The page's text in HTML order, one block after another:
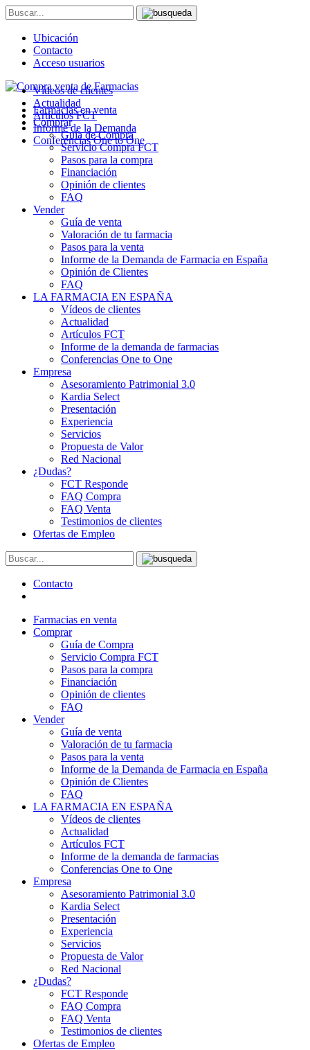
Ubicación
Contacto
Acceso usuarios
Farmacias en venta
Comprar
Guía de Compra
Servicio Compra FCT
Pasos para la compra
Financiación
Opinión de clientes
FAQ
Vender
Guía de venta
Valoración de tu farmacia
Pasos para la venta
Informe de la Demanda de Farmacia en España
Opinión de Clientes
FAQ
LA FARMACIA EN ESPAÑA
Vídeos de clientes
Actualidad
Artículos FCT
Informe de la demanda de farmacias
Conferencias One to One
Empresa
Asesoramiento Patrimonial 3.0
Kardia Select
Presentación
Experiencia
Servicios
Propuesta de Valor
Red Nacional
¿Dudas?
FCT Responde
FAQ Compra
FAQ Venta
Testimonios de clientes
Ofertas de Empleo
Contacto
Farmacias en venta
Comprar
Guía de Compra
Servicio Compra FCT
Pasos para la compra
Financiación
Opinión de clientes
FAQ
Vender
Guía de venta
Valoración de tu farmacia
Pasos para la venta
Informe de la Demanda de Farmacia en España
Opinión de Clientes
FAQ
LA FARMACIA EN ESPAÑA
Vídeos de clientes
Actualidad
Artículos FCT
Informe de la demanda de farmacias
Conferencias One to One
Empresa
Asesoramiento Patrimonial 3.0
Kardia Select
Presentación
Experiencia
Servicios
Propuesta de Valor
Red Nacional
¿Dudas?
FCT Responde
FAQ Compra
FAQ Venta
Testimonios de clientes
Ofertas de Empleo
Vídeos de clientes
Actualidad
Artículos FCT
Informe de la Demanda
Conferencias One to One